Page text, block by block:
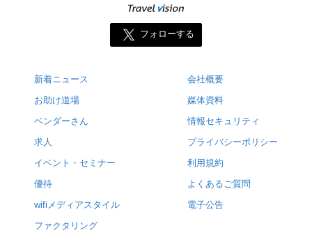
フォローする
新着ニュース
お助け道場
ベンダーさん
求人
イベント・セミナー
優待
wifiメディアスタイル
ファクタリング
会社概要
媒体資料
情報セキュリティ
プライバシーポリシー
利用規約
よくあるご質問
電子公告